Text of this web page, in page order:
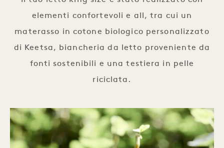
elementi confortevoli e all, tra cui un
materasso in cotone biologico personalizzato
di Keetsa, biancheria da letto proveniente da
fonti sostenibili e una testiera in pelle
riciclata.